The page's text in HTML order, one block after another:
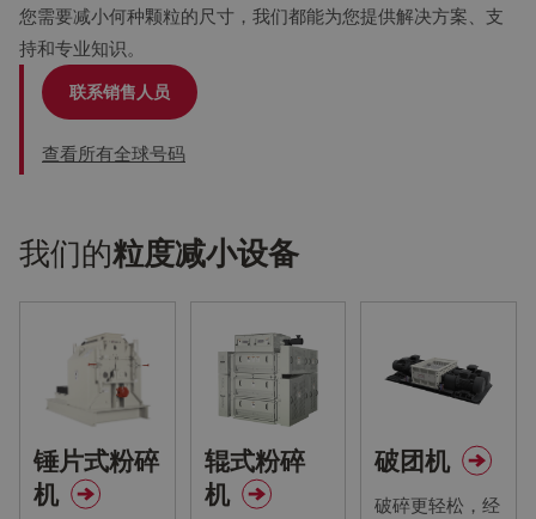
您需要减小何种颗粒的尺寸，我们都能为您提供解决方案、支
持和专业知识。
联系销售人员
查看所有全球号码
我们的粒度减小设备
锤片式粉碎
机
辊式粉碎
机
破团机
破碎更轻松，经